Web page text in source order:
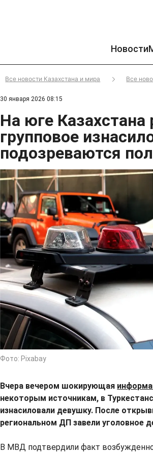
Новости
Все новости Казахстана и мира Все
30 января 2026 08:15
На юге Казахстана
групповое
подозреваются
Фото: Pixabay
Вчера вечером шокирующая
некоторым источникам, в
изнасиловали девушку. После
региональном ДП завели уголовное
В МВД подтвердили факт